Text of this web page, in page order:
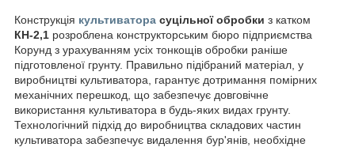
Конструкція культиватора суцільної обробки з катком
КН-2,1 розроблена конструкторським бюро підприємства
Корунд з урахуванням усіх тонкощів обробки раніше
підготовленої грунту. Правильно підібраний матеріал, у
виробництві культиватора, гарантує дотримання помірних
механічних перешкод, що забезпечує довговічне
використання культиватора в будь-яких видах грунту.
Технологічний підхід до виробництва складових частин
культиватора забезпечує видалення бур'янів, необхідне